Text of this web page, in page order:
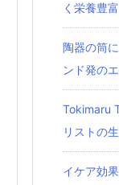
く栄養豊
陶器の筒
ンド発の
Tokimaru
リストの
イケア効